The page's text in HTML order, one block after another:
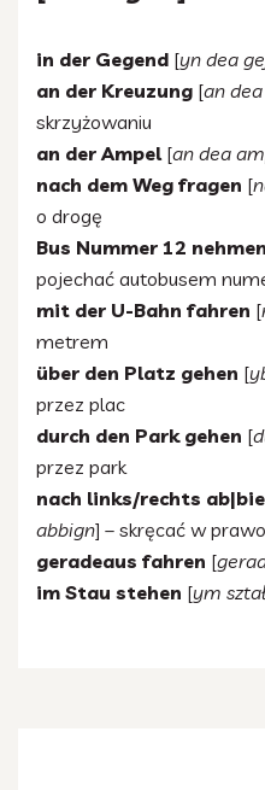
in der Gegend [yn dea
an der Kreuzung [an
skrzyżowaniu
an der Ampel[an dea
nach dem Weg fragen [
o drogę
Bus Nummer 12 nehmen
pojechać autobusem
mit der U-Bahn fahren [
metrem
über den Platz gehen [
przez plac
durch den Park gehen [
przez park
nach links/rechts
abbign] – skręcać w
geradeaus fahren [
im Stau stehen [ym